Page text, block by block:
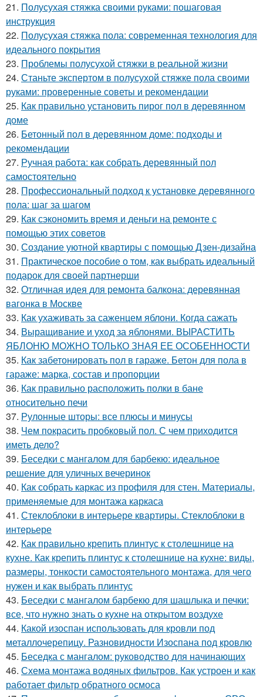
21. Полусухая стяжка своими руками: пошаговая
инструкция
22. Полусухая стяжка пола: современная технология для
идеального покрытия
23. Проблемы полусухой стяжки в реальной жизни
24. Станьте экспертом в полусухой стяжке пола своими
руками: проверенные советы и рекомендации
25. Как правильно установить пирог пол в деревянном
доме
26. Бетонный пол в деревянном доме: подходы и
рекомендации
27. Ручная работа: как собрать деревянный пол
самостоятельно
28. Профессиональный подход к установке деревянного
пола: шаг за шагом
29. Как сэкономить время и деньги на ремонте с
помощью этих советов
30. Создание уютной квартиры с помощью Дзен-дизайна
31. Практическое пособие о том, как выбрать идеальный
подарок для своей партнерши
32. Отличная идея для ремонта балкона: деревянная
вагонка в Москве
33. Как ухаживать за саженцем яблони. Когда сажать
34. Выращивание и уход за яблонями. ВЫРАСТИТЬ
ЯБЛОНЮ МОЖНО ТОЛЬКО ЗНАЯ ЕЕ ОСОБЕННОСТИ
35. Как забетонировать пол в гараже. Бетон для пола в
гараже: марка, состав и пропорции
36. Как правильно расположить полки в бане
относительно печи
37. Рулонные шторы: все плюсы и минусы
38. Чем покрасить пробковый пол. С чем приходится
иметь дело?
39. Беседки с мангалом для барбекю: идеальное
решение для уличных вечеринок
40. Как собрать каркас из профиля для стен. Материалы,
применяемые для монтажа каркаса
41. Стеклоблоки в интерьере квартиры. Стеклоблоки в
интерьере
42. Как правильно крепить плинтус к столешнице на
кухне. Как крепить плинтус к столешнице на кухне: виды,
размеры, тонкости самостоятельного монтажа, для чего
нужен и как выбрать плинтус
43. Беседки с мангалом барбекю для шашлыка и печки:
все, что нужно знать о кухне на открытом воздухе
44. Какой изоспан использовать для кровли под
металлочерепицу. Разновидности Изоспана под кровлю
45. Беседка с мангалом: руководство для начинающих
46. Схема монтажа водяных фильтров. Как устроен и как
работает фильтр обратного осмоса